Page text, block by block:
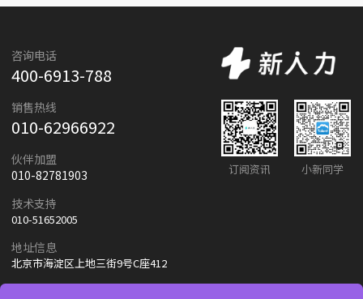
咨询电话
400-6913-788
销售热线
010-62966922
伙伴加盟
010-82781903
技术支持
010-51652005
地址信息
北京市海淀区上地三街9号C座412
订阅资讯 小新同学